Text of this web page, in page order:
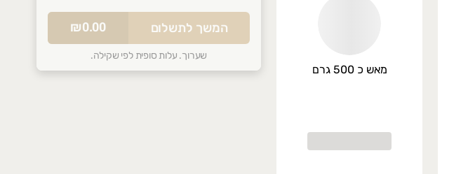
סל הקניות שלכם ריק
התחילו להוסיף מוצרים
שערוך. עלות סופית לפי שקילה.
המשך לתשלום ₪0.00
מאש כ 500 גרם